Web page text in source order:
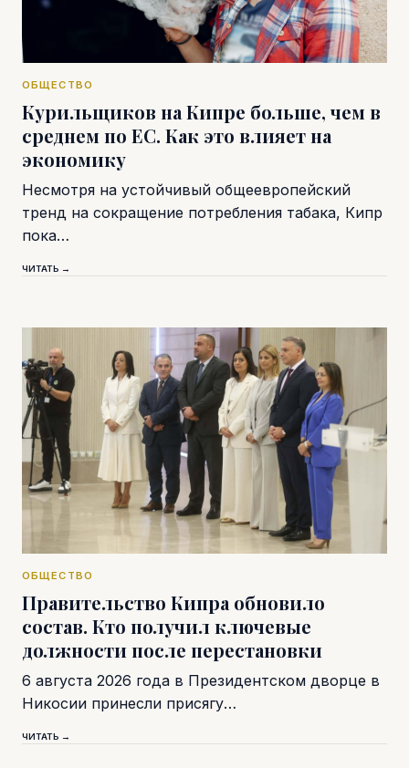
ОБЩЕСТВО
Курильщиков на Кипре больше, чем в
среднем по ЕС. Как это влияет на
экономику
Несмотря на устойчивый общеевропейский
тренд на сокращение потребления табака, Кипр
пока…
ЧИТАТЬ →
ОБЩЕСТВО
Правительство Кипра обновило
состав. Кто получил ключевые
должности после перестановки
6 августа 2026 года в Президентском дворце в
Никосии принесли присягу…
ЧИТАТЬ →